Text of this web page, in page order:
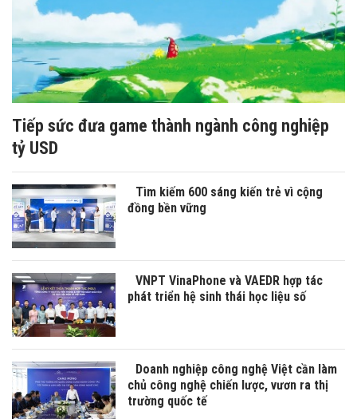
Tiếp sức đưa game thành ngành công nghiệp
tỷ USD
Tìm kiếm 600 sáng kiến trẻ vì cộng
đồng bền vững
VNPT VinaPhone và VAEDR hợp tác
phát triển hệ sinh thái học liệu số
Doanh nghiệp công nghệ Việt cần làm
chủ công nghệ chiến lược, vươn ra thị
trường quốc tế